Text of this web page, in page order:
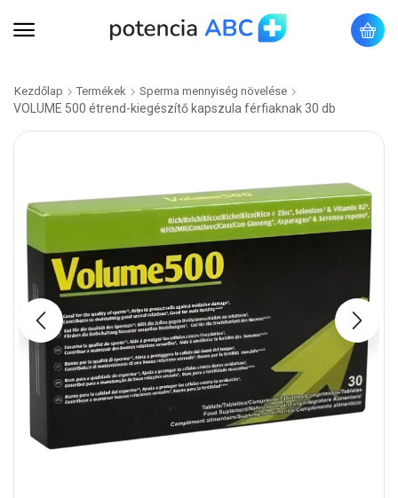
Kezdőlap Termékek Sperma mennyiség növelése
VOLUME 500 étrend-kiegészítő kapszula férfiaknak 30 db